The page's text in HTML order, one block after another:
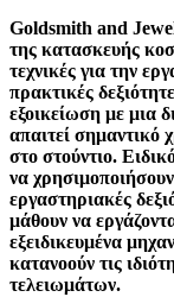
Goldsmith and
της κατασκευής
τεχνικές για την
πρακτικές
εξοικείωση με μια
απαιτεί σημαντικό
στο στούντιο.
να χρησιμοποιήσουν
εργαστηριακές
μάθουν να
εξειδικευμένα
κατανοούν τις
τελειωμάτων.